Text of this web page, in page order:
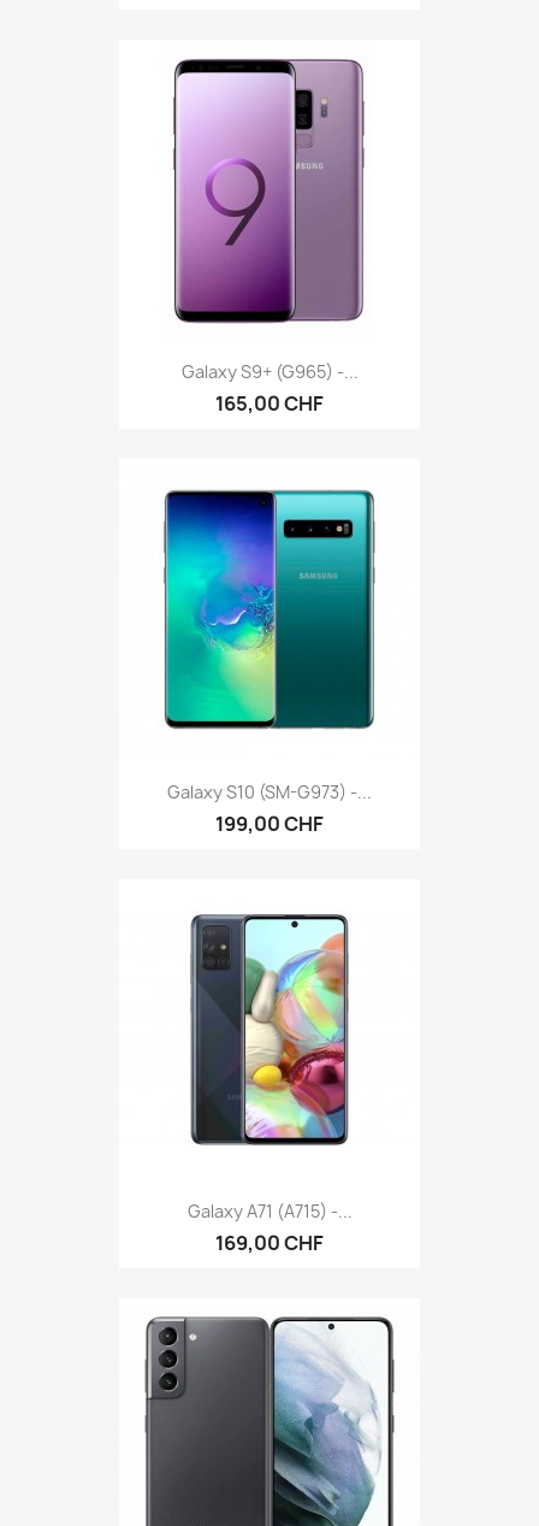
Galaxy S9+ (G965) -...
165,00 CHF
Galaxy S10 (SM-G973) -...
199,00 CHF
Galaxy A71 (A715) -...
169,00 CHF